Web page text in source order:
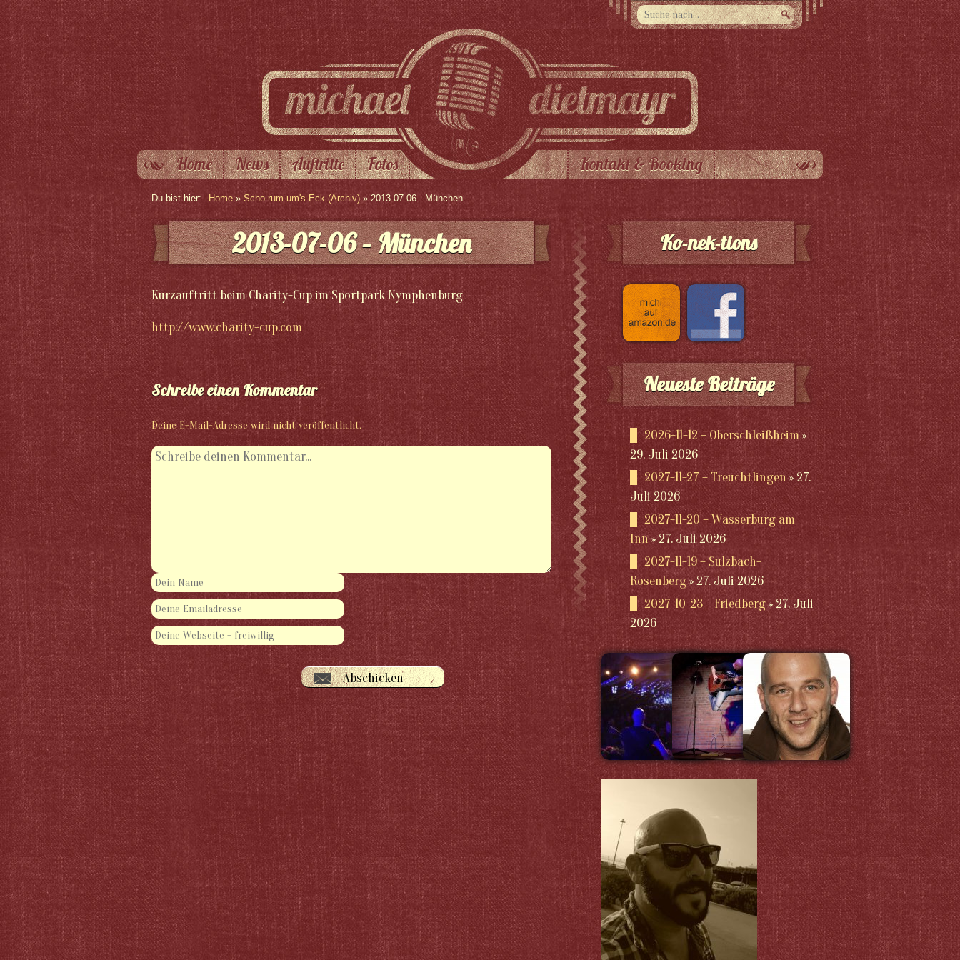
Home News Auftritte Fotos Kontakt & Booking
Du bist hier: Home» Scho rum um's Eck (Archiv)» 2013-07-06 - München
2013-07-06 – München
Kurzauftritt beim Charity-Cup im Sportpark Nymphenburg
http://www.charity-cup.com
Schreibe einen Kommentar
Deine E-Mail-Adresse wird nicht veröffentlicht.
Ko-nek-tions
Neueste Beiträge
2026-11-12 – Oberschleißheim
29. Juli 2026
2027-11-27 – Treuchtlingen
27.
Juli 2026
2027-11-20 – Wasserburg am
Inn
27. Juli 2026
2027-11-19 – Sulzbach-
Rosenberg
27. Juli 2026
2027-10-23 – Friedberg
27. Juli
2026